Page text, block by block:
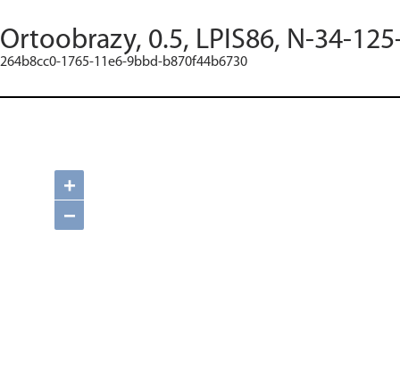
Ortoobrazy, 0.5, LPIS86, N-34-
264b8cc0-1765-11e6-9bbd-b870f44b6730
+
−